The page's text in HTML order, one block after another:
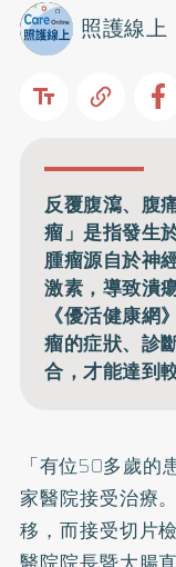
照護線上
反覆腹瀉、腹
瘤」是指發生
腫瘤源自於神
激素，導致潰
《優活健康網
瘤的症狀、診
合，才能達到
「有位50多歲的
家醫院接受治療
移，而接受切片